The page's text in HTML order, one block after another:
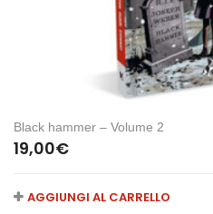
Black hammer – Volume 2
19,00€
AGGIUNGI AL CARRELLO